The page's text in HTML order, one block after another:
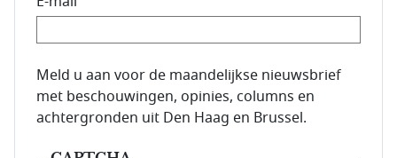
E-mailadres van de abonnee.
Meld u aan voor de maandelijkse nieuwsbrief
met beschouwingen, opinies, columns en
achtergronden uit Den Haag en Brussel.